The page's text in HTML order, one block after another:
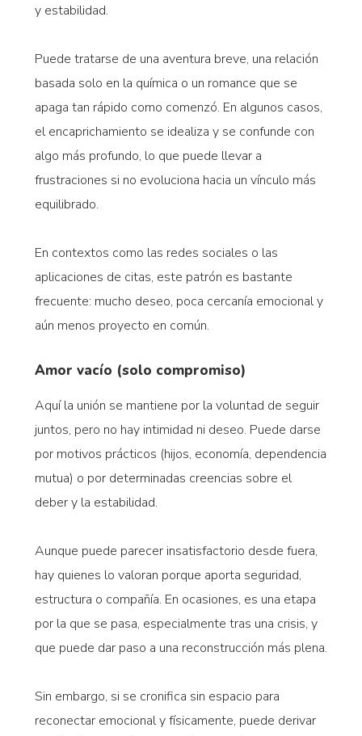
y estabilidad.
Puede tratarse de una aventura breve, una relación
basada solo en la química o un romance que se
apaga tan rápido como comenzó. En algunos casos,
el encaprichamiento se idealiza y se confunde con
algo más profundo, lo que puede llevar a
frustraciones si no evoluciona hacia un vínculo más
equilibrado.
En contextos como las redes sociales o las
aplicaciones de citas, este patrón es bastante
frecuente: mucho deseo, poca cercanía emocional y
aún menos proyecto en común.
Amor vacío (solo compromiso)
Aquí la unión se mantiene por la voluntad de seguir
juntos, pero no hay intimidad ni deseo. Puede darse
por motivos prácticos (hijos, economía, dependencia
mutua) o por determinadas creencias sobre el
deber y la estabilidad.
Aunque puede parecer insatisfactorio desde fuera,
hay quienes lo valoran porque aporta seguridad,
estructura o compañía. En ocasiones, es una etapa
por la que se pasa, especialmente tras una crisis, y
que puede dar paso a una reconstrucción más plena.
Sin embargo, si se cronifica sin espacio para
reconectar emocional y físicamente, puede derivar